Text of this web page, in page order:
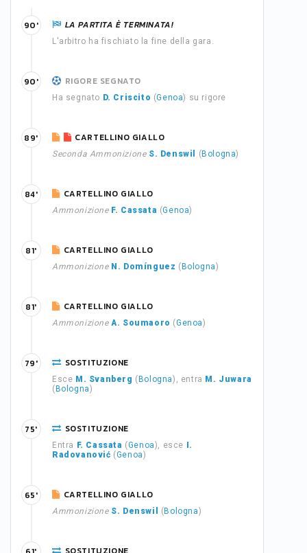
LA PARTITA È TERMINATA!
L'arbitro ha fischiato la fine della gara.
90'
RIGORE SEGNATO
Ha segnato D. Criscito (Genoa) su rigore
90'
CARTELLINO GIALLO
Seconda Ammonizione S. Denswil ( Bologna)
89'
CARTELLINO GIALLO
Ammonizione F. Cassata (Genoa)
84'
CARTELLINO GIALLO
Ammonizione N. Domínguez ( Bologna)
81'
CARTELLINO GIALLO
Ammonizione A. Soumaoro (Genoa)
81'
SOSTITUZIONE
Esce M. Svanberg ( Bologna), entra M. Juwara
( Bologna)
79'
SOSTITUZIONE
Entra F. Cassata (Genoa), esce
I.
Radovanović (Genoa)
75'
CARTELLINO GIALLO
Ammonizione S. Denswil ( Bologna)
65'